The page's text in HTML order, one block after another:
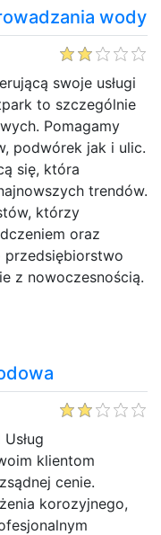
wody
swoje usługi
to szczególnie
Pomagamy
podwórek jak i ulic.
się, która
trendów.
którzy
oraz
z nowoczesnością.
klientom
cenie.
korozyjnego,